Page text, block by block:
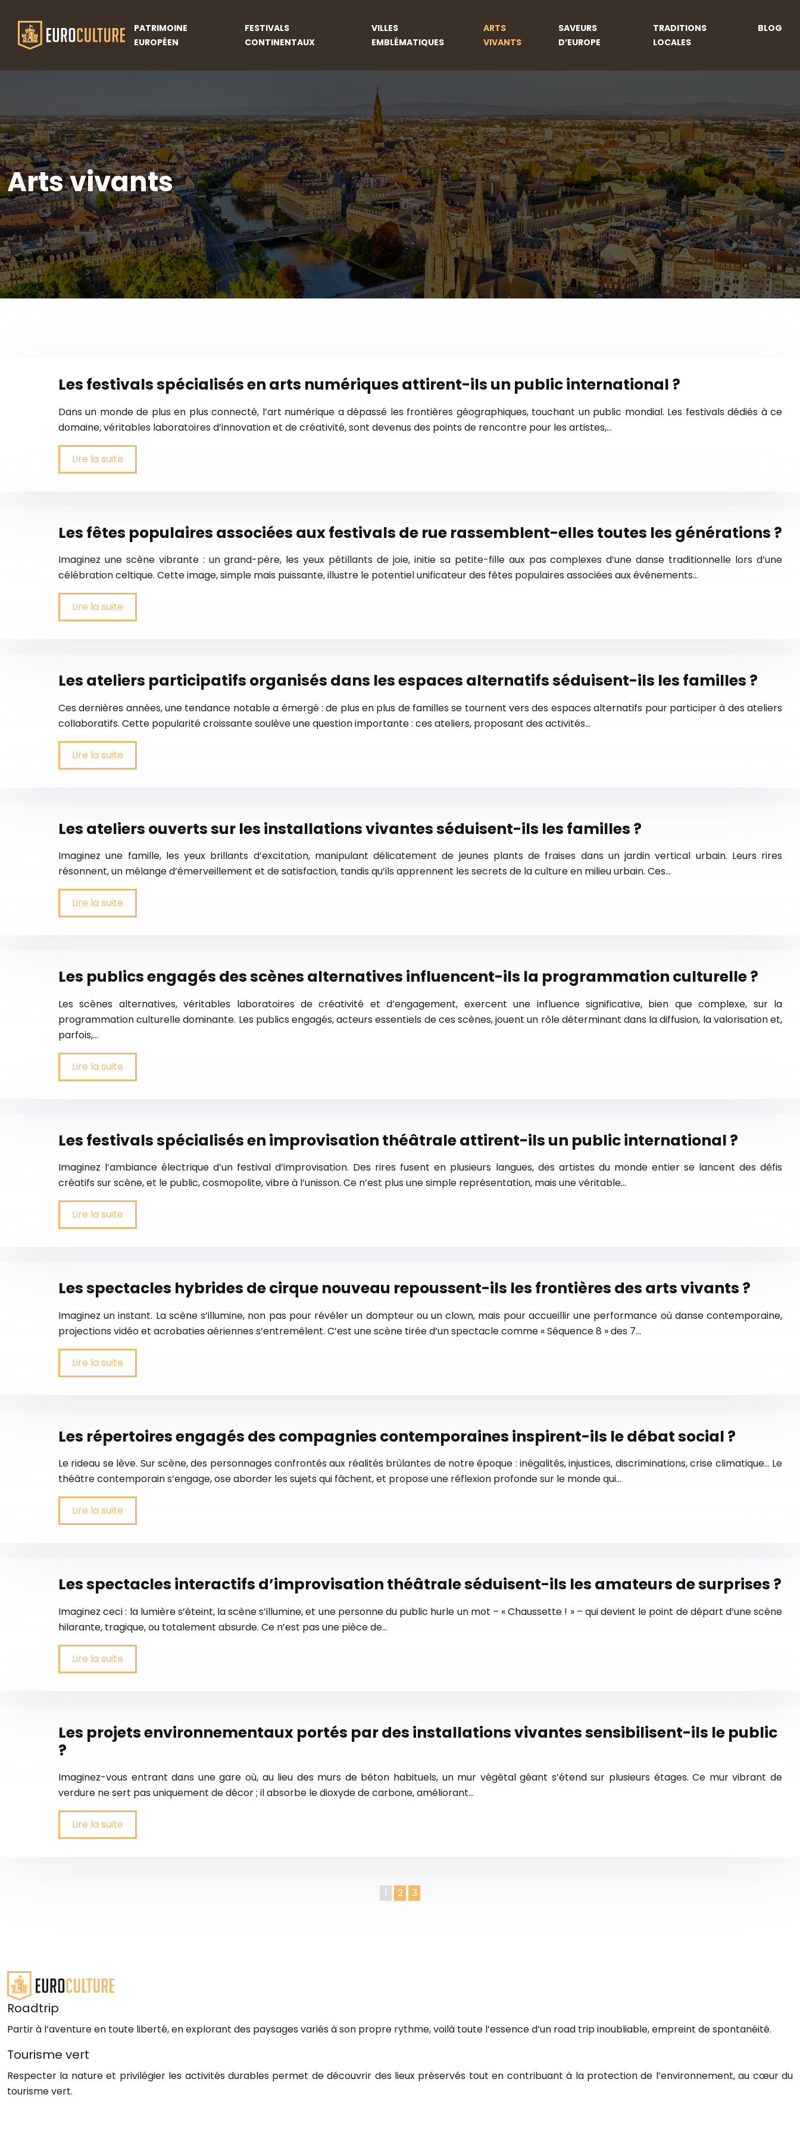
PATRIMOINE
EUROPÉEN
FESTIVALS
CONTINENTAUX
VILLES
EMBLÉMATIQUES
ARTS
VIVANTS
SAVEURS
D’EUROPE
TRADITIONS
LOCALES
BLOG
Arts vivants
Les festivals spécialisés en arts numériques attirent-ils un public international ?
Dans un monde de plus en plus connecté, l’art numérique a dépassé les frontières géographiques, touchant un public mondial. Les festivals dédiés à ce
domaine, véritables laboratoires d’innovation et de créativité, sont devenus des points de rencontre pour les artistes,…
Lire la suite
Les fêtes populaires associées aux festivals de rue rassemblent-elles toutes les générations ?
Imaginez une scène vibrante : un grand-père, les yeux pétillants de joie, initie sa petite-fille aux pas complexes d’une danse traditionnelle lors d’une
célébration celtique. Cette image, simple mais puissante, illustre le potentiel unificateur des fêtes populaires associées aux événements…
Lire la suite
Les ateliers participatifs organisés dans les espaces alternatifs séduisent-ils les familles ?
Ces dernières années, une tendance notable a émergé : de plus en plus de familles se tournent vers des espaces alternatifs pour participer à des ateliers
collaboratifs. Cette popularité croissante soulève une question importante : ces ateliers, proposant des activités…
Lire la suite
Les ateliers ouverts sur les installations vivantes séduisent-ils les familles ?
Imaginez une famille, les yeux brillants d’excitation, manipulant délicatement de jeunes plants de fraises dans un jardin vertical urbain. Leurs rires
résonnent, un mélange d’émerveillement et de satisfaction, tandis qu’ils apprennent les secrets de la culture en milieu urbain. Ces…
Lire la suite
Les publics engagés des scènes alternatives influencent-ils la programmation culturelle ?
Les scènes alternatives, véritables laboratoires de créativité et d’engagement, exercent une influence significative, bien que complexe, sur la
programmation culturelle dominante. Les publics engagés, acteurs essentiels de ces scènes, jouent un rôle déterminant dans la diffusion, la valorisation et,
parfois,…
Lire la suite
Les festivals spécialisés en improvisation théâtrale attirent-ils un public international ?
Imaginez l’ambiance électrique d’un festival d’improvisation. Des rires fusent en plusieurs langues, des artistes du monde entier se lancent des défis
créatifs sur scène, et le public, cosmopolite, vibre à l’unisson. Ce n’est plus une simple représentation, mais une véritable…
Lire la suite
Les spectacles hybrides de cirque nouveau repoussent-ils les frontières des arts vivants ?
Imaginez un instant. La scène s’illumine, non pas pour révéler un dompteur ou un clown, mais pour accueillir une performance où danse contemporaine,
projections vidéo et acrobaties aériennes s’entremêlent. C’est une scène tirée d’un spectacle comme « Séquence 8 » des 7…
Lire la suite
Les répertoires engagés des compagnies contemporaines inspirent-ils le débat social ?
Le rideau se lève. Sur scène, des personnages confrontés aux réalités brûlantes de notre époque : inégalités, injustices, discriminations, crise climatique… Le
théâtre contemporain s’engage, ose aborder les sujets qui fâchent, et propose une réflexion profonde sur le monde qui…
Lire la suite
Les spectacles interactifs d’improvisation théâtrale séduisent-ils les amateurs de surprises ?
Imaginez ceci : la lumière s’éteint, la scène s’illumine, et une personne du public hurle un mot – « Chaussette ! » – qui devient le point de départ d’une scène
hilarante, tragique, ou totalement absurde. Ce n’est pas une pièce de…
Lire la suite
Les projets environnementaux portés par des installations vivantes sensibilisent-ils le public
?
Imaginez-vous entrant dans une gare où, au lieu des murs de béton habituels, un mur végétal géant s’étend sur plusieurs étages. Ce mur vibrant de
verdure ne sert pas uniquement de décor ; il absorbe le dioxyde de carbone, améliorant…
Lire la suite
1 2 3
Roadtrip
Partir à l’aventure en toute liberté, en explorant des paysages variés à son propre rythme, voilà toute l’essence d’un road trip inoubliable, empreint de spontanéité.
Tourisme vert
Respecter la nature et privilégier les activités durables permet de découvrir des lieux préservés tout en contribuant à la protection de l’environnement, au cœur du
tourisme vert.